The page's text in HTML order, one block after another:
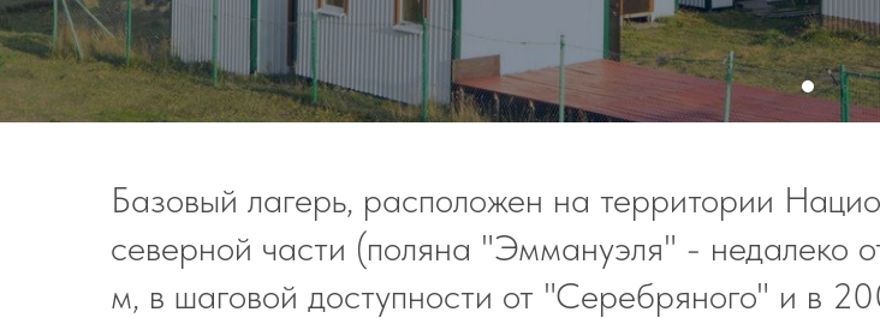
Базовый лагерь, расположен на территории
северной части (поляна "Эммануэля" -
м, в шаговой доступности от "Серебряного" и в